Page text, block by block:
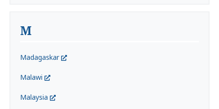
M
Madagaskar
Malawi
Malaysia